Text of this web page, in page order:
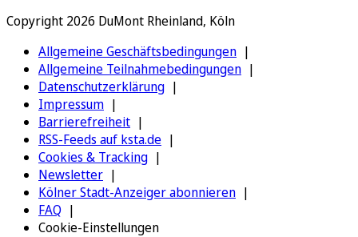
Copyright 2026 DuMont Rheinland, Köln
Allgemeine Geschäftsbedingungen
Allgemeine Teilnahmebedingungen
Datenschutzerklärung
Impressum
Barrierefreiheit
RSS-Feeds auf ksta.de
Cookies & Tracking
Newsletter
Kölner Stadt-Anzeiger abonnieren
FAQ
Cookie-Einstellungen